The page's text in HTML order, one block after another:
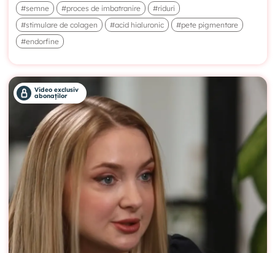
#semne #proces de imbatranire
#riduri
#stimulare de colagen
#acid hialuronic
#pete pigmentare
#endorfine
Video exclusiv
abonaților